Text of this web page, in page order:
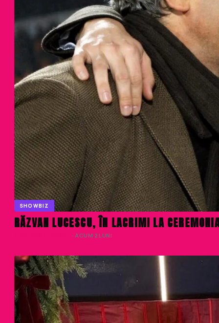
SHOWBIZ
RĂZVAN LUCESCU, ÎN LACRIMI LA
· ACUM 2 LUNI